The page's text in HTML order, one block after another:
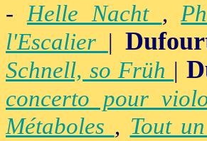
-Helle Nacht ,
l'Escalier |
Schnell, so Früh |
concerto pour
Métaboles , Tout